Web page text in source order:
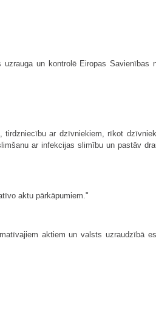
un kontrolē Eiropas Savienības
tirdzniecību ar dzīvniekiem, rīkot
ar infekcijas slimību un pastāv
aktu pārkāpumiem."
aktiem un valsts uzraudzībā